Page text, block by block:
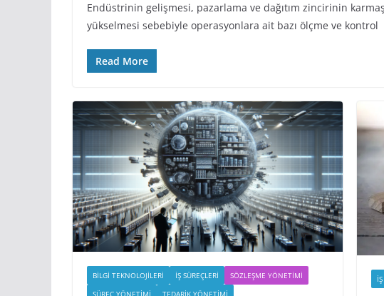
Endüstrinin gelişmesi, pazarlama ve dağıtım zincirinin
yükselmesi sebebiyle operasyonlara ait bazı ölçme ve kontrol
Read More
BILGI TEKNOLOJILERI İŞ SÜREÇLERI
SÖZLEŞME YÖNETIMI
SÜREÇ YÖNETIMI
TEDARIK YÖNETIMI